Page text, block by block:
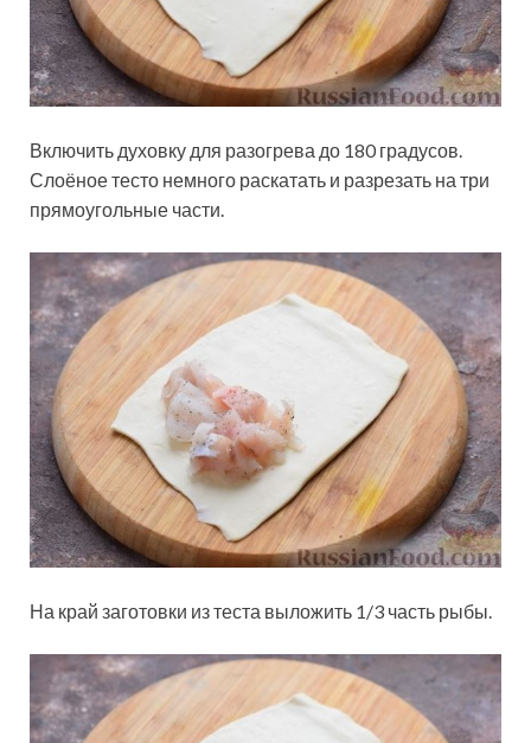
Включить духовку для разогрева до 180 градусов.
Слоёное тесто немного раскатать и разрезать на три
прямоугольные части.
На край заготовки из теста выложить 1/3 часть рыбы.